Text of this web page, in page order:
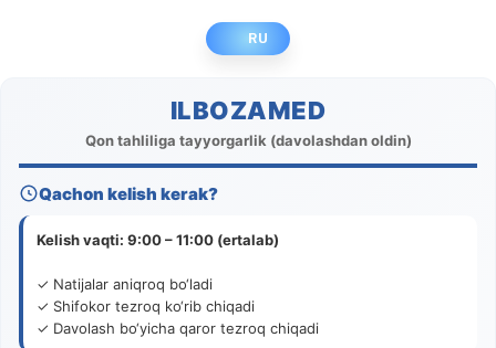
RU
ILBOZAMED
Qon tahliliga tayyorgarlik (davolashdan oldin)
Qachon kelish kerak?
Kelish vaqti: 9:00 – 11:00 (ertalab)
✓ Natijalar aniqroq bo‘ladi
✓ Shifokor tezroq ko‘rib chiqadi
✓ Davolash bo‘yicha qaror tezroq chiqadi